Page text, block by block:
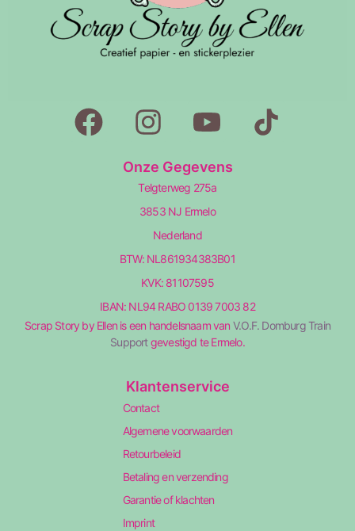
Onze Gegevens
Telgterweg 275a
3853 NJ Ermelo
Nederland
BTW: NL861934383B01
KVK: 81107595
IBAN: NL94 RABO 0139 7003 82
Scrap Story by Ellen is een handelsnaam van V.O.F. Domburg Train
Supportgevestigd te Ermelo.
Klantenservice
Contact
Algemene voorwaarden
Retourbeleid
Betaling en verzending
Garantie of klachten
Imprint